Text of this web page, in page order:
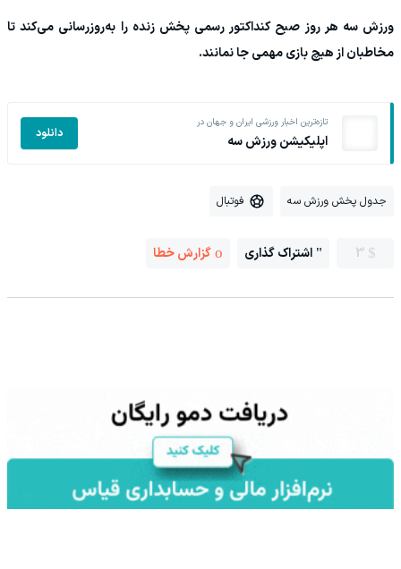
ورزش سه هر روز صبح کنداکتور رسمی پخش زنده را به‌روزرسانی می‌کند تا
مخاطبان از هیچ بازی مهمی جا نمانند.
تازه‌ترین اخبار ورزشی ایران و جهان در
اپلیکیشن ورزش سه دانلود
جدول پخش ورزش سه فوتبال
3 اشتراک گذاری گزارش خطا